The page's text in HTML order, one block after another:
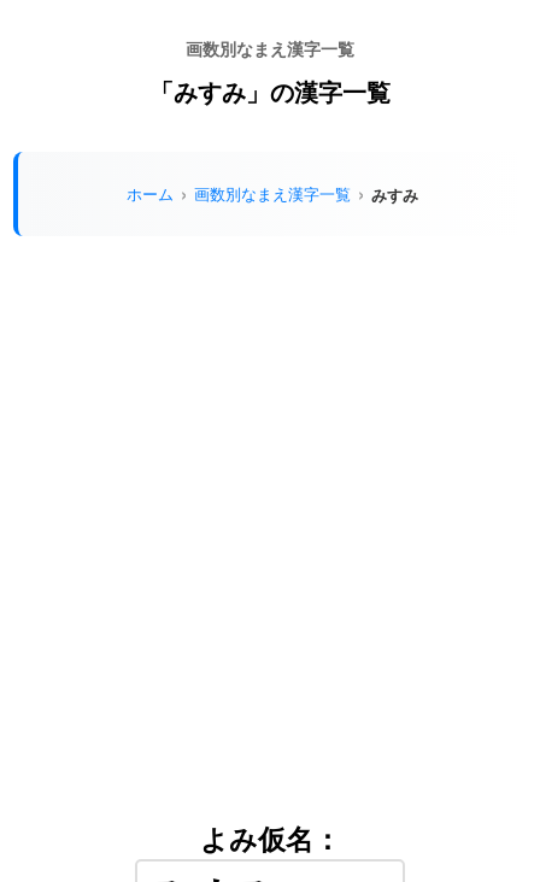
画数別なまえ漢字一覧
「みすみ」の漢字一覧
ホーム 画数別なまえ漢字一覧 みすみ
よみ仮名：